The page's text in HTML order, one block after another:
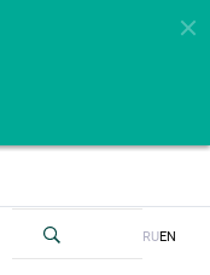
RUEN